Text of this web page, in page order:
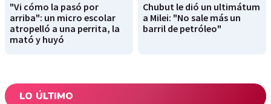
"Vi cómo la pasó por
arriba": un micro escolar
atropelló a una perrita, la
mató y huyó
Chubut le dió un ultimátum
a Milei: "No sale más un
barril de petróleo"
LO ÚLTIMO